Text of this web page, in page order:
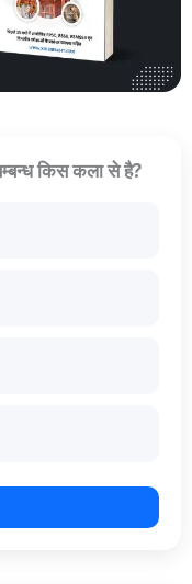
किस कला से है?